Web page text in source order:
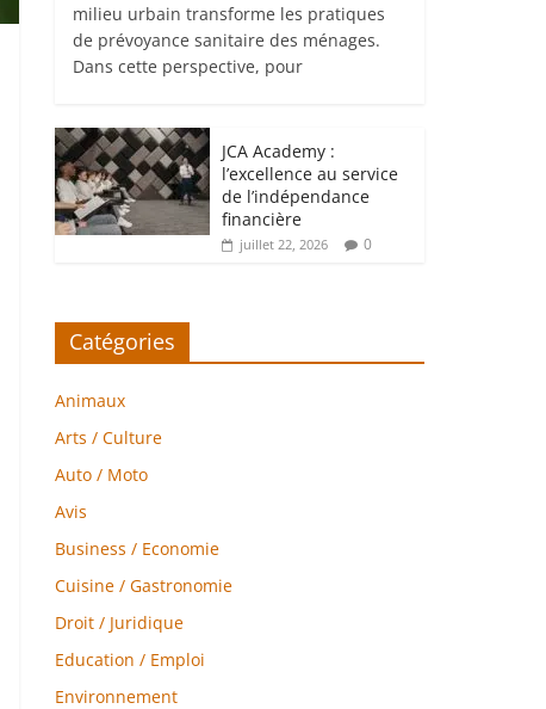
milieu urbain transforme les pratiques
de prévoyance sanitaire des ménages.
Dans cette perspective, pour
JCA Academy :
l’excellence au service
de l’indépendance
financière
juillet 22, 2026 0
Catégories
Animaux
Arts / Culture
Auto / Moto
Avis
Business / Economie
Cuisine / Gastronomie
Droit / Juridique
Education / Emploi
Environnement